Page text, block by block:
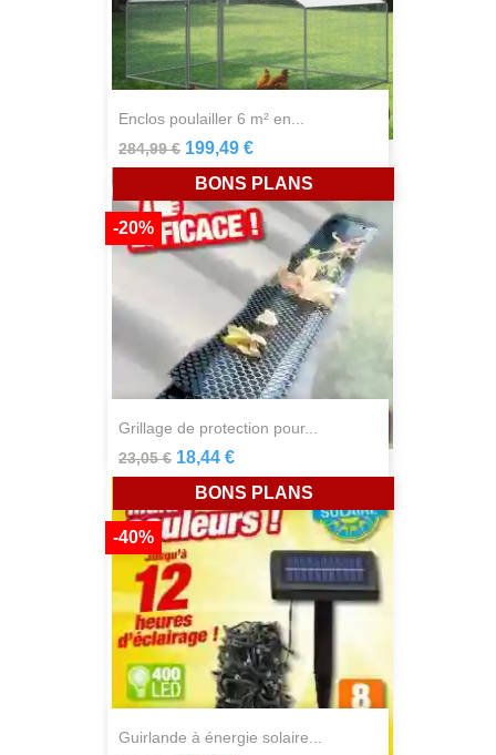
enclos poulailler 6 m² en...
284,99 € 199,49 €
grillage de protection pour...
23,05 €
-20%
18,44 €
BONS PLANS
guirlande à énergie solaire...
-40%
BONS PLANS